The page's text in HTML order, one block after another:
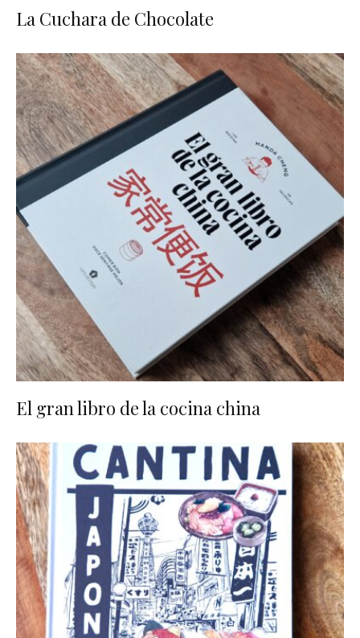
La Cuchara de Chocolate
El gran libro de la cocina china